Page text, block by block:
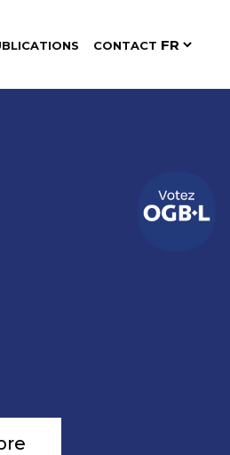
CONTACT